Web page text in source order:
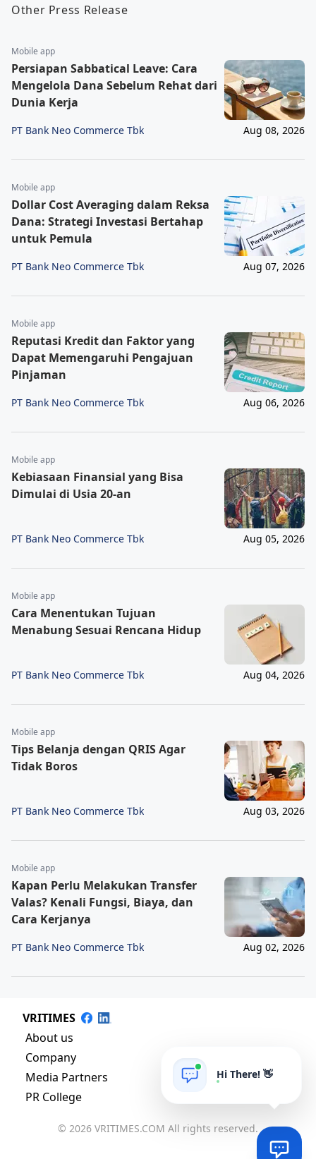
Other Press Release
Mobile app
Persiapan Sabbatical Leave: Cara
Mengelola Dana Sebelum Rehat dari
Dunia Kerja
PT Bank Neo Commerce Tbk Aug 08, 2026
Mobile app
Dollar Cost Averaging dalam Reksa
Dana: Strategi Investasi Bertahap
untuk Pemula
PT Bank Neo Commerce Tbk Aug 07, 2026
Mobile app
Reputasi Kredit dan Faktor yang
Dapat Memengaruhi Pengajuan
Pinjaman
PT Bank Neo Commerce Tbk Aug 06, 2026
Mobile app
Kebiasaan Finansial yang Bisa
Dimulai di Usia 20-an
PT Bank Neo Commerce Tbk Aug 05, 2026
Mobile app
Cara Menentukan Tujuan
Menabung Sesuai Rencana Hidup
PT Bank Neo Commerce Tbk Aug 04, 2026
Mobile app
Tips Belanja dengan QRIS Agar
Tidak Boros
PT Bank Neo Commerce Tbk Aug 03, 2026
Mobile app
Kapan Perlu Melakukan Transfer
Valas? Kenali Fungsi, Biaya, dan
Cara Kerjanya
PT Bank Neo Commerce Tbk Aug 02, 2026
VRITIMES
About us
Company
Media Partners
PR College
© 2026 VRITIMES.COM All rights reserved.
Hi There! 👋